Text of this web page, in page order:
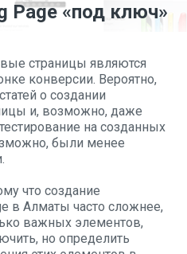
Page «под ключ»
страницы являются
конверсии. Вероятно,
о создании
и, возможно, даже
на созданных
были менее
что создание
в Алматы часто сложнее,
важных элементов,
но определить